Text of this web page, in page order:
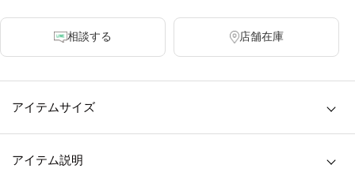
相談する 店舗在庫
アイテムサイズ
アイテム説明